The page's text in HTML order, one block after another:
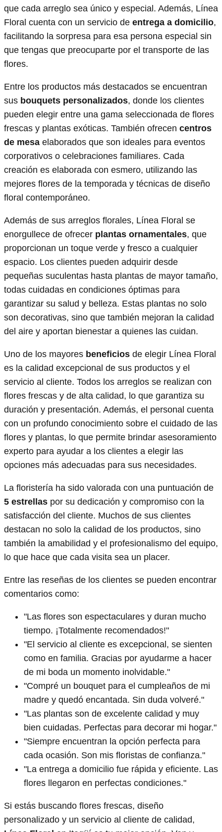
que cada arreglo sea único y especial. Además, Línea
Floral cuenta con un servicio de entrega a domicilio,
facilitando la sorpresa para esa persona especial sin
que tengas que preocuparte por el transporte de las
flores.
Entre los productos más destacados se encuentran
sus bouquets personalizados, donde los clientes
pueden elegir entre una gama seleccionada de flores
frescas y plantas exóticas. También ofrecen centros
de mesa elaborados que son ideales para eventos
corporativos o celebraciones familiares. Cada
creación es elaborada con esmero, utilizando las
mejores flores de la temporada y técnicas de diseño
floral contemporáneo.
Además de sus arreglos florales, Línea Floral se
enorgullece de ofrecer plantas ornamentales, que
proporcionan un toque verde y fresco a cualquier
espacio. Los clientes pueden adquirir desde
pequeñas suculentas hasta plantas de mayor tamaño,
todas cuidadas en condiciones óptimas para
garantizar su salud y belleza. Estas plantas no solo
son decorativas, sino que también mejoran la calidad
del aire y aportan bienestar a quienes las cuidan.
Uno de los mayores beneficios de elegir Línea Floral
es la calidad excepcional de sus productos y el
servicio al cliente. Todos los arreglos se realizan con
flores frescas y de alta calidad, lo que garantiza su
duración y presentación. Además, el personal cuenta
con un profundo conocimiento sobre el cuidado de las
flores y plantas, lo que permite brindar asesoramiento
experto para ayudar a los clientes a elegir las
opciones más adecuadas para sus necesidades.
La floristería ha sido valorada con una puntuación de
5 estrellas por su dedicación y compromiso con la
satisfacción del cliente. Muchos de sus clientes
destacan no solo la calidad de los productos, sino
también la amabilidad y el profesionalismo del equipo,
lo que hace que cada visita sea un placer.
Entre las reseñas de los clientes se pueden encontrar
comentarios como:
"Las flores son espectaculares y duran mucho
tiempo. ¡Totalmente recomendados!"
"El servicio al cliente es excepcional, se sienten
como en familia. Gracias por ayudarme a hacer
de mi boda un momento inolvidable."
"Compré un bouquet para el cumpleaños de mi
madre y quedó encantada. Sin duda volveré."
"Las plantas son de excelente calidad y muy
bien cuidadas. Perfectas para decorar mi hogar."
"Siempre encuentran la opción perfecta para
cada ocasión. Son mis floristas de confianza."
"La entrega a domicilio fue rápida y eficiente. Las
flores llegaron en perfectas condiciones."
Si estás buscando flores frescas, diseño
personalizado y un servicio al cliente de calidad,